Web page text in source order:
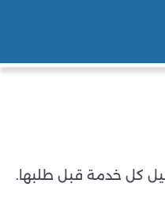
كل خدمة قبل طلبها.